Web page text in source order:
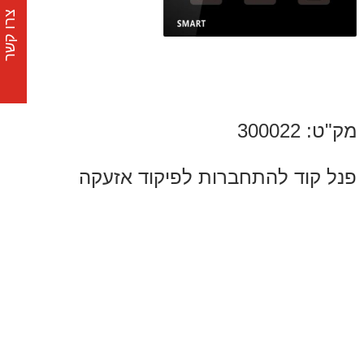
מק"ט: 300022
פנל קוד להתחברות לפיקוד אזעקה
צרו קשר